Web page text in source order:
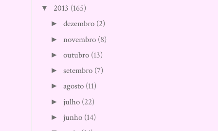
▼ 2013 (165)
►dezembro (2)
►novembro (8)
►outubro (13)
►setembro (7)
►agosto (11)
► julho (22)
► junho (14)